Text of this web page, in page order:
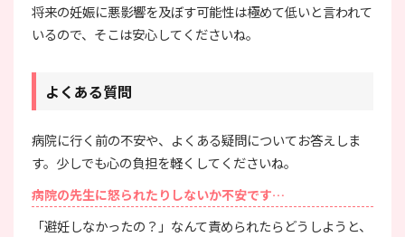
将来の妊娠に悪影響を及ぼす可能性は極めて低いと言われて
いるので、そこは安心してくださいね。
よくある質問
病院に行く前の不安や、よくある疑問についてお答えしま
す。少しでも心の負担を軽くしてくださいね。
病院の先生に怒られたりしないか不安です…
「避妊しなかったの？」なんて責められたらどうしようと、